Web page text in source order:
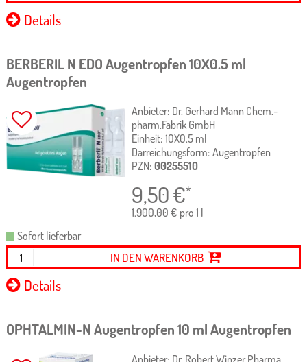
Details
BERBERIL N EDO Augentropfen10X0.5 ml
Augentropfen
Anbieter: Dr. Gerhard Mann Chem.-
pharm.Fabrik GmbH
Einheit: 10X0.5 ml
Darreichungsform: Augentropfen
PZN: 00255510
9,50€*
1.900,00 € pro 1 l
Sofort lieferbar
IN DEN WARENKORB
Details
OPHTALMIN-N Augentropfen10 mlAugentropfen
Anbieter: Dr. Robert Winzer Pharma